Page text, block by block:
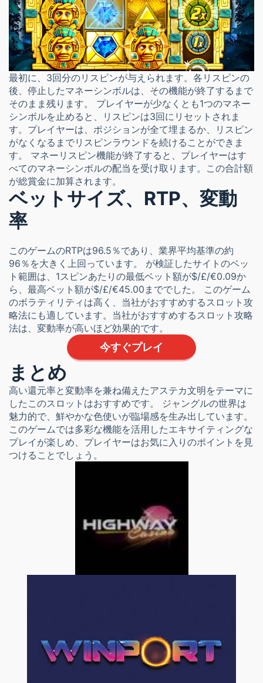
最初に、3回分のリスピンが与えられます。各リスピンの
後、停止したマネーシンボルは、その機能が終了するまで
そのまま残ります。 プレイヤーが少なくとも1つのマネー
シンボルを止めると、リスピンは3回にリセットされま
す。プレイヤーは、ポジションが全て埋まるか、リスピン
がなくなるまでリスピンラウンドを続けることができま
す。 マネーリスピン機能が終了すると、プレイヤーはす
べてのマネーシンボルの配当を受け取ります。この合計額
が総賞金に加算されます。
ベットサイズ、RTP、変動
率
このゲームのRTPは96.5％であり、業界平均基準の約
96％を大きく上回っています。 が検証したサイトのベッ
ト範囲は、1スピンあたりの最低ベット額が$/£/€0.09か
ら、最高ベット額が$/£/€45.00まででした。 このゲーム
のボラティリティは高く、当社がおすすめするスロット攻
略法にも適しています。当社がおすすめするスロット攻略
法は、変動率が高いほど効果的です。
今すぐプレイ
まとめ
高い還元率と変動率を兼ね備えたアステカ文明をテーマに
したこのスロットはおすすめです。 ジャングルの世界は
魅力的で、鮮やかな色使いが臨場感を生み出しています。
このゲームでは多彩な機能を活用したエキサイティングな
プレイが楽しめ、プレイヤーはお気に入りのポイントを見
つけることでしょう。